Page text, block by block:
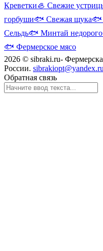
Креветки🦪 Свежие
горбуши🐟 Свежая щука🐟
Сельдь🐟 Минтай недорого
🐟 Фермерское мясо
2026 © sibraki.ru-
России. sibrakiopt@yandex.ru
Обратная связь